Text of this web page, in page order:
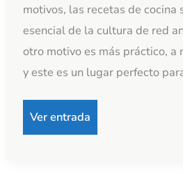
motivos, las recetas de cocina
esencial de la cultura de red
otro motivo es más práctico, a
y este es un lugar perfecto
Ver entrada